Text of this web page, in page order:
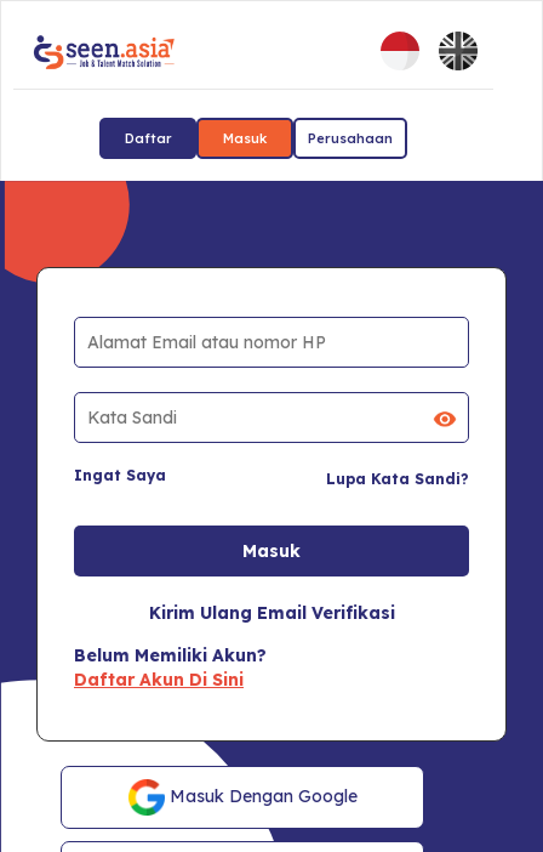
Daftar Masuk Perusahaan
Ingat Saya Lupa Kata Sandi?
Kirim Ulang Email Verifikasi
Belum Memiliki Akun?
Daftar Akun Di Sini
Masuk Dengan Google